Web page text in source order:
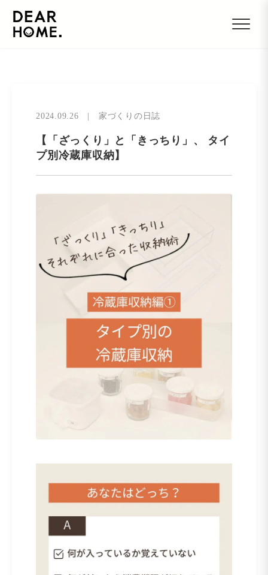
2024.09.26 家づくりの日誌
【「ざっくり」と「きっちり」、 タイ
プ別冷蔵庫収納】